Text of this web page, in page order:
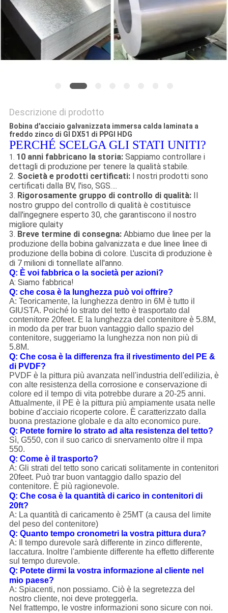
Descrizione di prodotto
Bobina d'acciaio galvanizzata immersa calda laminata a
freddo zinco di GI DX51 di PPGI HDG
PERCHÉ SCELGA GLI STATI UNITI?
1. 10 anni fabbricano la storia:Sappiamo controllare i
dettagli di produzione per tenere la qualità stabile.
2. Società e prodotti certificati:I nostri prodotti sono
certificati dalla BV, l'iso, SGS….
3. Rigorosamente gruppo di controllo di qualità:Il
nostro gruppo del controllo di qualità è costituisce
dall'ingegnere esperto 30, che garantiscono il nostro
migliore qulaity
3. Breve termine di consegna:Abbiamo due linee per la
produzione della bobina galvanizzata e due linee linee di
produzione della bobina di colore. L'uscita di produzione è
di 7 milioni di tonnellate all'anno.
Q: È voi fabbrica o la società per azioni?
A: Siamo fabbrica!
Q: che cosa è la lunghezza può voi offrire?
A: Teoricamente, la lunghezza dentro in 6M è tutto il
GIUSTA. Poiché lo strato del tetto è trasportato dal
contenitore 20feet. E la lunghezza del contenitore è 5.8M,
in modo da per trar buon vantaggio dallo spazio del
contenitore, suggeriamo la lunghezza non non più di
5.8M.
Q: Che cosa è la differenza fra il rivestimento del PE &
di PVDF?
PVDF è la pittura più avanzata nell'industria dell'edilizia, è
con alte resistenza della corrosione e conservazione di
colore ed il tempo di vita potrebbe durare a 20-25 anni.
Attualmente, il PE è la pittura più ampiamente usata nelle
bobine d'acciaio ricoperte colore. È caratterizzato dalla
buona prestazione globale e da alto economico pure.
Q: Potete fornire lo strato ad alta resistenza del tetto?
Sì, G550, con il suo carico di snervamento oltre il mpa
550.
Q: Come è il trasporto?
A: Gli strati del tetto sono caricati solitamente in contenitori
20feet. Può trar buon vantaggio dallo spazio del
contenitore. È più ragionevole.
Q: Che cosa è la quantità di carico in contenitori di
20ft?
A: La quantità di caricamento è 25MT (a causa del limite
del peso del contenitore)
Q: Quanto tempo cronometri la vostra pittura dura?
A: Il tempo durevole sarà differente in zinco differente,
laccatura. Inoltre l'ambiente differente ha effetto differente
sul tempo durevole.
Q: Potete dirmi la vostra informazione al cliente nel
mio paese?
A: Spiacenti, non possiamo. Ciò è la segretezza del
nostro cliente, noi deve proteggerla.
Nel frattempo, le vostre informazioni sono sicure con noi.